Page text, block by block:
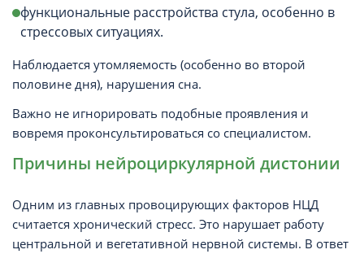
функциональные расстройства стула, особенно в
стрессовых ситуациях.
Наблюдается утомляемость (особенно во второй
половине дня), нарушения сна.
Важно не игнорировать подобные проявления и
вовремя проконсультироваться со специалистом.
Причины нейроциркулярной дистонии
Одним из главных провоцирующих факторов НЦД
считается хронический стресс. Это нарушает работу
центральной и вегетативной нервной системы. В ответ